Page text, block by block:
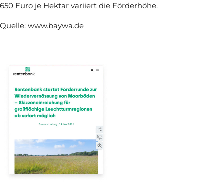
650 Euro je Hektar variiert die Förderhöhe.
Quelle: www.baywa.de